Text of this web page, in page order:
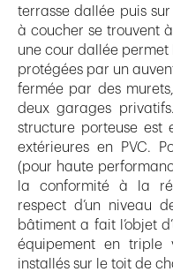
terrasse dallée puis
à coucher se trouvent à
une cour dallée permet
protégées par un
fermée par des
deux garages
structure porteuse est
extérieures en PVC.
(pour haute
la conformité à la
respect d’un niveau
bâtiment a fait l’objet
équipement en triple
installés sur le toit de